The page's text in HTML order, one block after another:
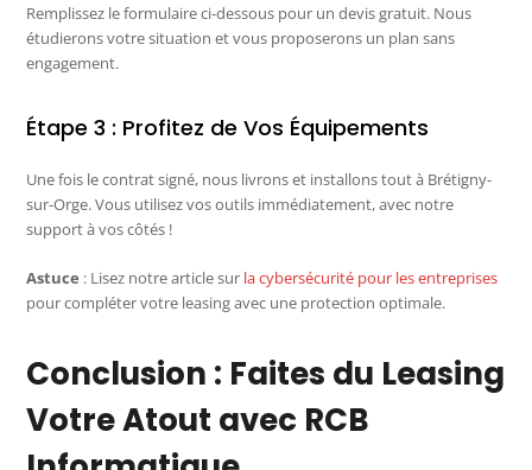
Remplissez le formulaire ci-dessous pour un devis gratuit. Nous
étudierons votre situation et vous proposerons un plan sans
engagement.
Étape 3 : Profitez de Vos Équipements
Une fois le contrat signé, nous livrons et installons tout à Brétigny-
sur-Orge. Vous utilisez vos outils immédiatement, avec notre
support à vos côtés !
Astuce : Lisez notre article sur la cybersécurité pour les entreprises
pour compléter votre leasing avec une protection optimale.
Conclusion : Faites du Leasing
Votre Atout avec RCB